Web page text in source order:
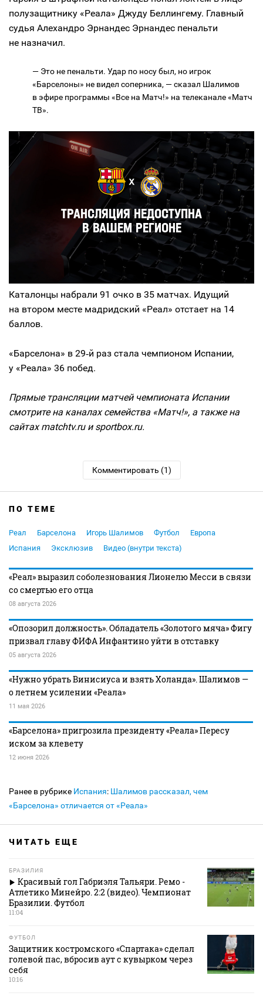
полузащитнику «Реала» Джуду Беллингему. Главный
судья Алехандро Эрнандес Эрнандес пенальти
не назначил.
— Это не пенальти. Удар по носу был, но игрок
«Барселоны» не видел соперника, — сказал Шалимов
в эфире программы «Все на Матч!» на телеканале «Матч
ТВ».
Каталонцы набрали 91 очко в 35 матчах. Идущий
на втором месте мадридский «Реал» отстает на 14
баллов.
«Барселона» в 29‑й раз стала чемпионом Испании,
у «Реала» 36 побед.
Прямые трансляции матчей чемпионата Испании
смотрите на каналах семейства «Матч!», а также на
сайтах matchtv.ru и sportbox.ru.
Комментировать (1)
ПО ТЕМЕ
Реал Барселона Игорь Шалимов Футбол
Европа
Испания
Эксклюзив Видео (внутри текста)
«Реал» выразил соболезнования Лионелю Месси в связи
со смертью его отца
08 августа 2026
«Опозорил должность». Обладатель «Золотого мяча» Фигу
призвал главу ФИФА Инфантино уйти в отставку
05 августа 2026
«Нужно убрать Винисиуса и взять Холанда». Шалимов —
о летнем усилении «Реала»
11 мая 2026
«Барселона» пригрозила президенту «Реала» Пересу
иском за клевету
12 июня 2026
Ранее в рубрике Испания: Шалимов рассказал, чем
«Барселона» отличается от «Реала»
ЧИТАТЬ ЕЩЕ
БРАЗИЛИЯ
Красивый гол Габриэля Тальяри. Ремо -
Атлетико Минейро. 2:2 (видео). Чемпионат
Бразилии. Футбол
11:04
ФУТБОЛ
Защитник костромского «Спартака» сделал
голевой пас, вбросив аут с кувырком через
себя
10:16